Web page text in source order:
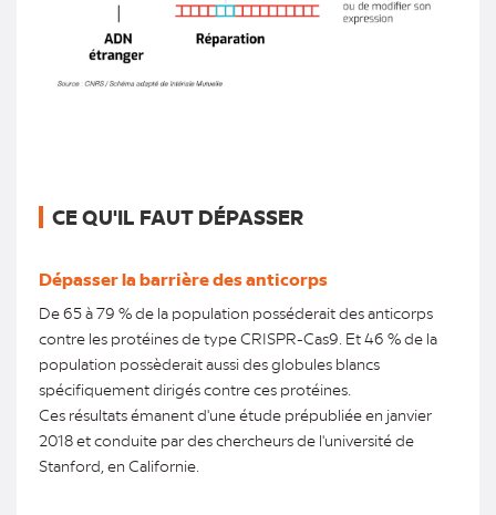
CE QU'IL FAUT DÉPASSER
Dépasser la barrière des anticorps
De 65 à 79 % de la population posséderait des anticorps
contre les protéines de type CRISPR-Cas9. Et 46 % de la
population possèderait aussi des globules blancs
spécifiquement dirigés contre ces protéines.
Ces résultats émanent d'une étude prépubliée en janvier
2018 et conduite par des chercheurs de l'université de
Stanford, en Californie.